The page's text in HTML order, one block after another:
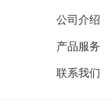
公司介绍
产品服务
联系我们